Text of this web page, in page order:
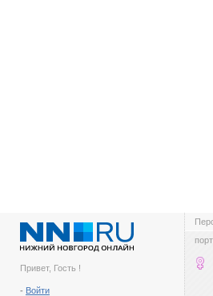
Привет, Гость !
- Войти